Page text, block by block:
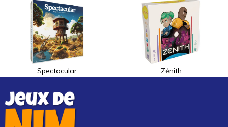
Spectacular Zénith